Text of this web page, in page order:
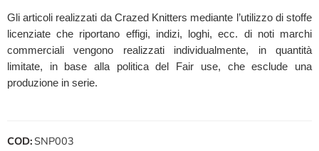
Gli articoli realizzati da Crazed Knitters mediante l’utilizzo di stoffe
licenziate che riportano effigi, indizi, loghi, ecc. di noti marchi
commerciali vengono realizzati individualmente, in quantità
limitate, in base alla politica del Fair use, che esclude una
produzione in serie.
COD: SNP003